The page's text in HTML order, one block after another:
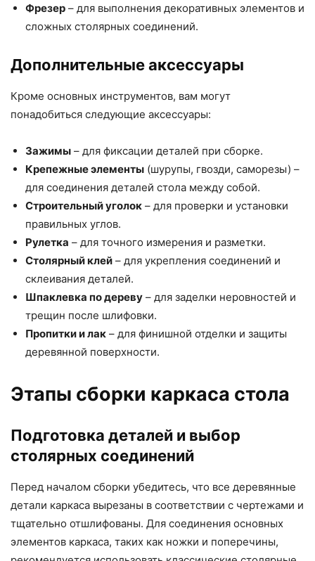
Фрезер – для выполнения декоративных элементов и
сложных столярных соединений.
Дополнительные аксессуары
Кроме основных инструментов, вам могут
понадобиться следующие аксессуары:
Зажимы – для фиксации деталей при сборке.
Крепежные элементы (шурупы, гвозди, саморезы) –
для соединения деталей стола между собой.
Строительный уголок – для проверки и установки
правильных углов.
Рулетка – для точного измерения и разметки.
Столярный клей – для укрепления соединений и
склеивания деталей.
Шпаклевка по дереву – для заделки неровностей и
трещин после шлифовки.
Пропитки и лак – для финишной отделки и защиты
деревянной поверхности.
Этапы сборки каркаса стола
Подготовка деталей и выбор
столярных соединений
Перед началом сборки убедитесь, что все деревянные
детали каркаса вырезаны в соответствии с чертежами и
тщательно отшлифованы. Для соединения основных
элементов каркаса, таких как ножки и поперечины,